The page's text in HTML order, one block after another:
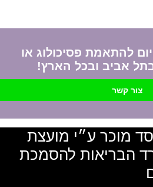
להתאמת פסיכולוג או
אביב ובכל הארץ!
צור קשר
מוכר ע״י מועצת
הבריאות להסמכת